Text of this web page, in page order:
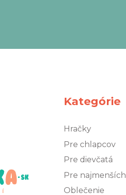
Kategórie
Hračky
Pre chlapcov
Pre dievčatá
Pre najmenších
Oblečenie